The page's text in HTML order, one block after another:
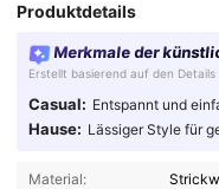
Produktdetails
Merkmale der
Erstellt basierend auf den Details
Casual: Entspannt und
Hause: Lässiger Style für
Material: